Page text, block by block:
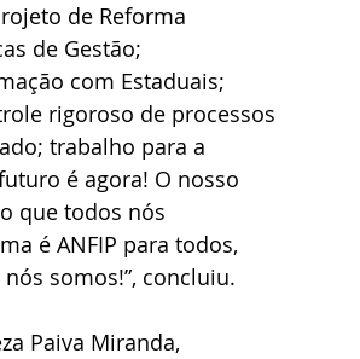
de Reforma
de Gestão;
com Estaduais;
rigoroso de processos
trabalho para a
é agora! O nosso
que todos nós
é ANFIP para todos,
somos!”, concluiu.
Paiva Miranda,